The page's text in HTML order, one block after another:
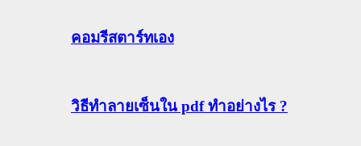
คอมรีสตาร์ทเอง
วิธีทําลายเซ็นใน pdf ทำอย่างไร ?